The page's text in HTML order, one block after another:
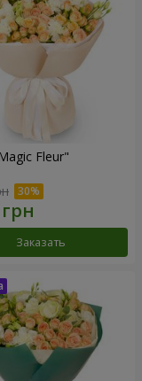
Fleur"
Заказать